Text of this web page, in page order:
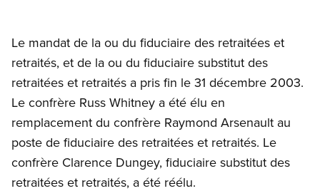
Le mandat de la ou du fiduciaire des retraitées et
retraités, et de la ou du fiduciaire substitut des
retraitées et retraités a pris fin le 31 décembre 2003.
Le confrère Russ Whitney a été élu en
remplacement du confrère Raymond Arsenault au
poste de fiduciaire des retraitées et retraités. Le
confrère Clarence Dungey, fiduciaire substitut des
retraitées et retraités, a été réélu.